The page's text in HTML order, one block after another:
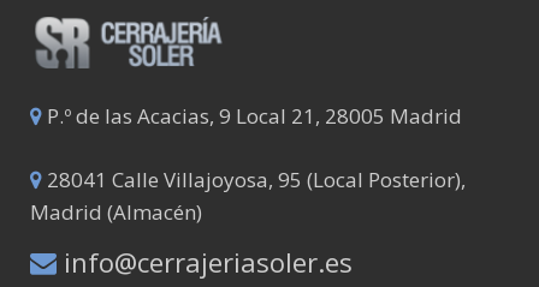
P.º de las Acacias, 9 Local 21, 28005 Madrid
28041 Calle Villajoyosa, 95 (Local Posterior),
Madrid (Almacén)
info@cerrajeriasoler.es